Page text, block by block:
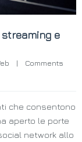
e
|
Comments
che consentono
aperto le porte
network allo